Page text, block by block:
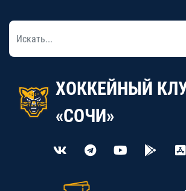
ХОККЕЙНЫЙ
«СОЧИ»